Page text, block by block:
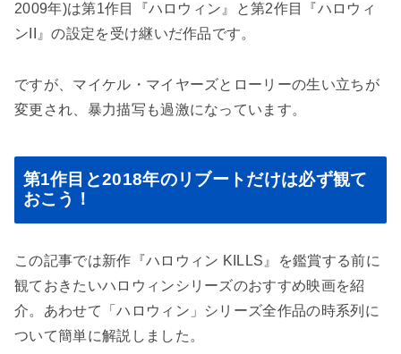
2009年)は第1作目『ハロウィン』と第2作目『ハロウィ
ンII』の設定を受け継いだ作品です。
ですが、マイケル・マイヤーズとローリーの生い立ちが
変更され、暴力描写も過激になっています。
第1作目と2018年のリブートだけは必ず観て
おこう！
この記事では新作『ハロウィン KILLS』を鑑賞する前に
観ておきたいハロウィンシリーズのおすすめ映画を紹
介。あわせて「ハロウィン」シリーズ全作品の時系列に
ついて簡単に解説しました。